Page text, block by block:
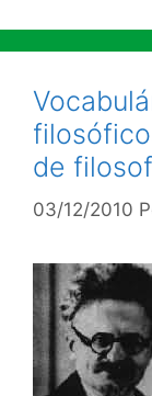
de
03/12/2010